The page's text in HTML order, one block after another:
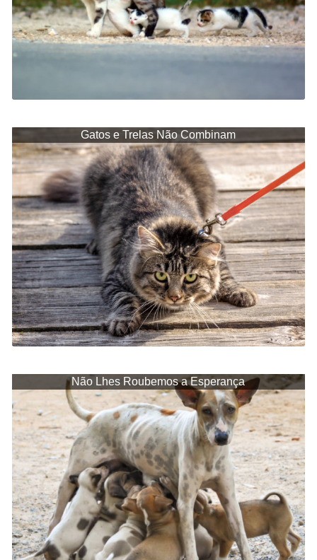
Gatos e Trelas Não Combinam
Não Lhes Roubemos a Esperança